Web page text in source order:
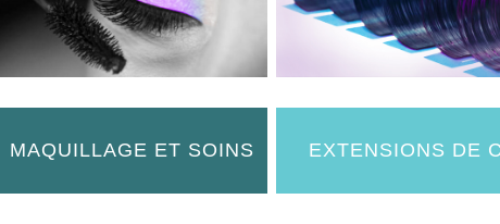
MAQUILLAGE ET SOINS EXTENSIONS DE